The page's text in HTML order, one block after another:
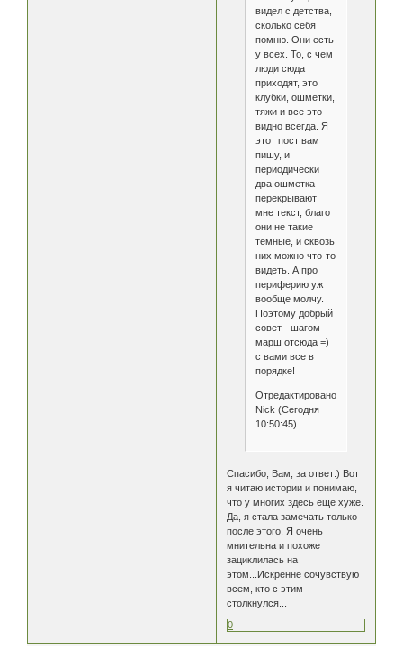
видел с детства,
сколько себя
помню. Они есть
у всех. То, с чем
люди сюда
приходят, это
клубки, ошметки,
тяжи и все это
видно всегда. Я
этот пост вам
пишу, и
периодически
два ошметка
перекрывают
мне текст, благо
они не такие
темные, и сквозь
них можно что-то
видеть. А про
периферию уж
вообще молчу.
Поэтому добрый
совет - шагом
марш отсюда =)
с вами все в
порядке!
Отредактировано
Nick (Сегодня
10:50:45)
Спасибо, Вам, за ответ:) Вот
я читаю истории и понимаю,
что у многих здесь еще хуже.
Да, я стала замечать только
после этого. Я очень
мнительна и похоже
зациклилась на
этом...Искренне сочувствую
всем, кто с этим
столкнулся...
0